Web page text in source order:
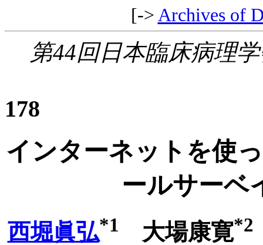
[-> Archives of
第44回日本臨床病理
178
インターネットを使
ールサーベ
西堀眞弘*1 大場康寛*2